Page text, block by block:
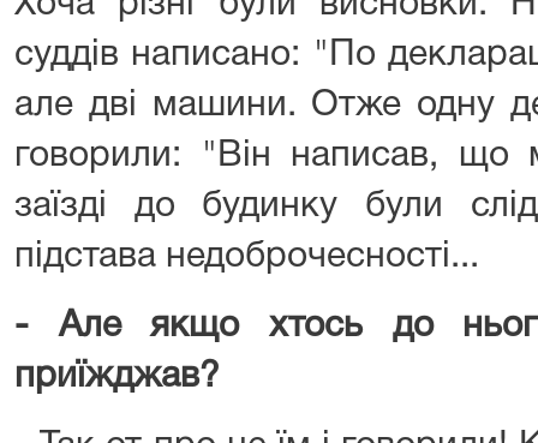
суддів написано: "По
але дві машини. Отже одну
говорили: "Він написав,
заїзді до будинку були
підстава недоброчесності...
- Але якщо хтось до
приїжджав?